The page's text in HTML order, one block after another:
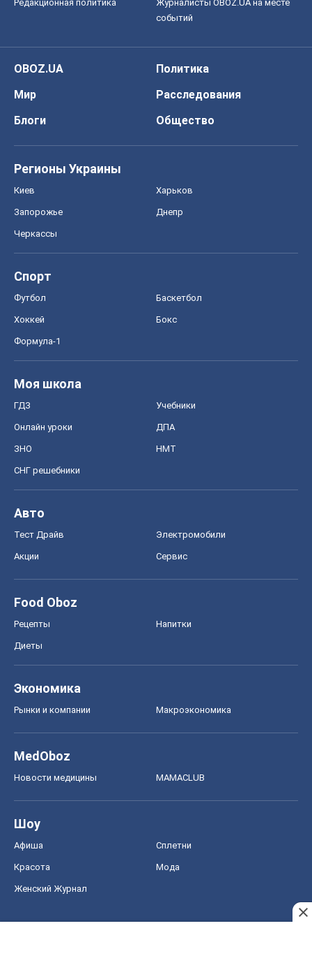
Редакционная политика
Журналисты OBOZ.UA на месте
событий
OBOZ.UA
Политика
Мир
Расследования
Блоги
Общество
Регионы Украины
Киев Харьков
Запорожье Днепр
Черкассы
Спорт
Футбол Баскетбол
Хоккей Бокс
Формула-1
Моя школа
ГДЗ Учебники
Онлайн уроки ДПА
ЗНО НМТ
СНГ решебники
Авто
Тест Драйв Электромобили
Акции Сервис
Food Oboz
Рецепты Напитки
Диеты
Экономика
Рынки и компании Mакроэкономика
MedOboz
Новости медицины MAMACLUB
Шоу
Афиша Сплетни
Красота Мода
Женский Журнал